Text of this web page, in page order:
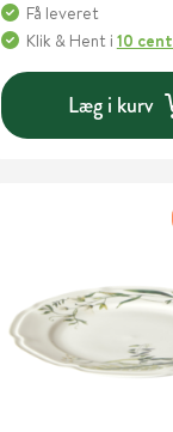
Få leveret
Klik & Hent i 10
Læg i kurv